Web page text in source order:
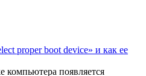
proper boot device» и как ее
компьютера появляется